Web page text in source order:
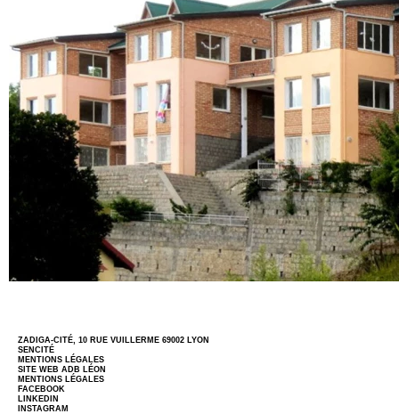
ZADIGA-CITÉ, 10 RUE VUILLERME 69002 LYON
SENCITÉ
MENTIONS LÉGALES
SITE WEBADB LÉON
MENTIONS LÉGALES
FACEBOOK
LINKEDIN
INSTAGRAM